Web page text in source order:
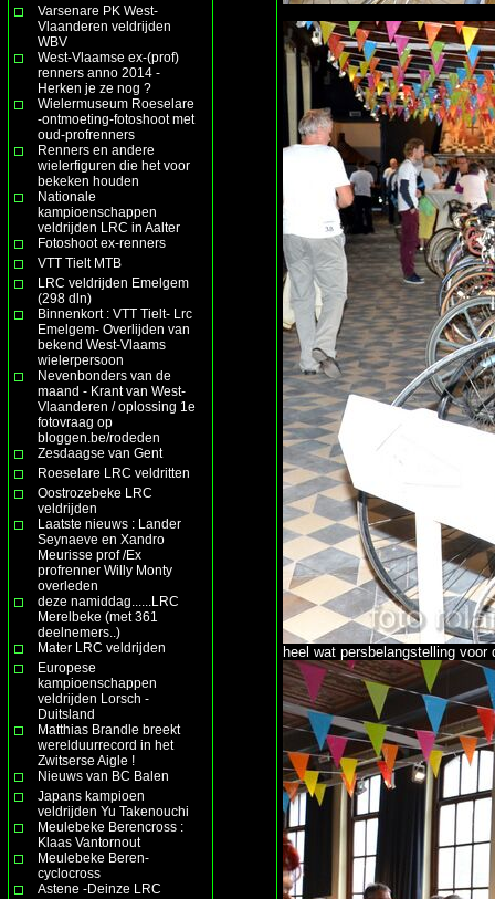
Varsenare PK West-
Vlaanderen veldrijden
WBV
West-Vlaamse ex-(prof)
renners anno 2014 -
Herken je ze nog ?
Wielermuseum Roeselare
-ontmoeting-fotoshoot met
oud-profrenners
Renners en andere
wielerfiguren die het voor
bekeken houden
Nationale
kampioenschappen
veldrijden LRC in Aalter
Fotoshoot ex-renners
VTT Tielt MTB
LRC veldrijden Emelgem
(298 dln)
Binnenkort : VTT Tielt- Lrc
Emelgem- Overlijden van
bekend West-Vlaams
wielerpersoon
Nevenbonders van de
maand - Krant van West-
Vlaanderen / oplossing 1e
fotovraag op
bloggen.be/rodeden
Zesdaagse van Gent
Roeselare LRC veldritten
Oostrozebeke LRC
veldrijden
Laatste nieuws : Lander
Seynaeve en Xandro
Meurisse prof /Ex
profrenner Willy Monty
overleden
deze namiddag......LRC
Merelbeke (met 361
deelnemers..)
Mater LRC veldrijden
Europese
kampioenschappen
veldrijden Lorsch -
Duitsland
Matthias Brandle breekt
werelduurrecord in het
Zwitserse Aigle !
Nieuws van BC Balen
Japans kampioen
veldrijden Yu Takenouchi
Meulebeke Berencross :
Klaas Vantornout
Meulebeke Beren-
cyclocross
Astene -Deinze LRC
heel wat persbelangstelling voor